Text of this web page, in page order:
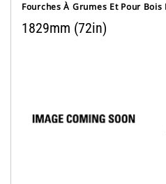
Fourches À Grumes Et Pour Bois
1829mm (72in)